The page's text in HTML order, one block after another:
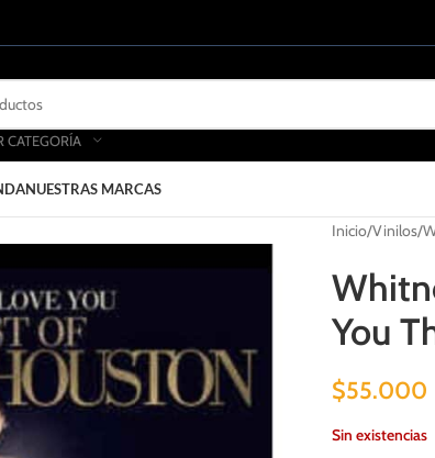
CATEGORÍA
NUESTRAS MARCAS
Inicio Vinilos
You
$55.000
Sin existencias